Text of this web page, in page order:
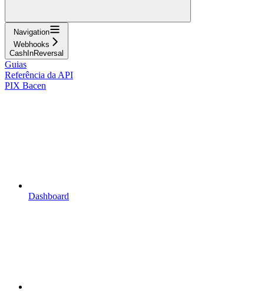
Navigation
Webhooks
CashInReversal
Guias
Referência da API
PIX Bacen
Dashboard